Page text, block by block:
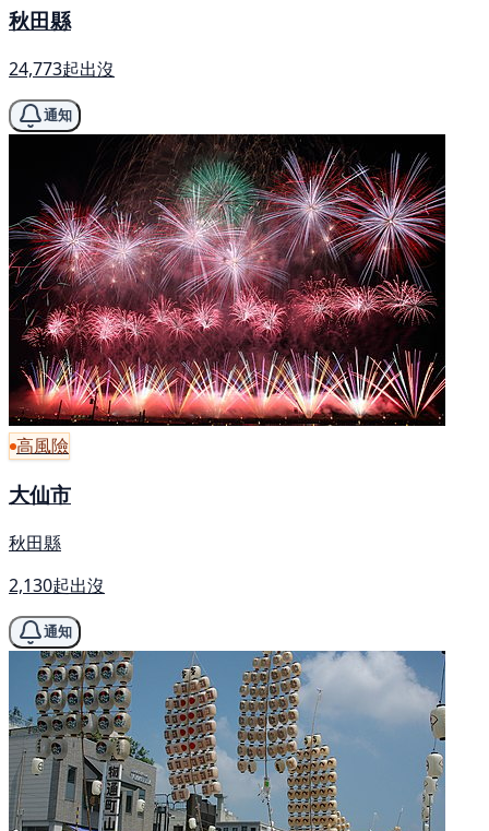
秋田縣
24,773起出沒
通知
高風險
大仙市
秋田縣
2,130起出沒
通知